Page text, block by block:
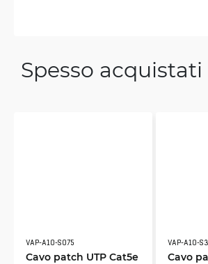
Spesso
VAP-A10-S075
Cavo patch UTP Cat5e
VAP-A10-
Cavo